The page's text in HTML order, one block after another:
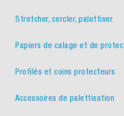
Stretcher, cercler, palettiser
Papiers de calage et de
Profilés et coins protecteurs
Accessoires de palettisation